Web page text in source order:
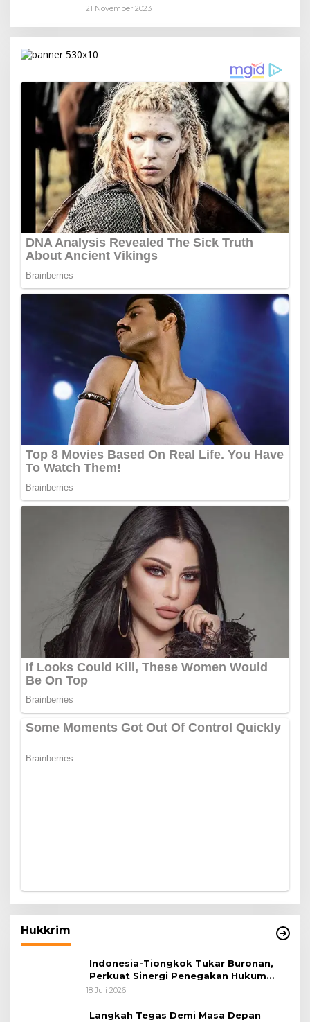
21 November 2023
Hukkrim
Indonesia-Tiongkok Tukar Buronan,
Perkuat Sinergi Penegakan Hukum
Lintas Negara
18 Juli 2026
Langkah Tegas Demi Masa Depan